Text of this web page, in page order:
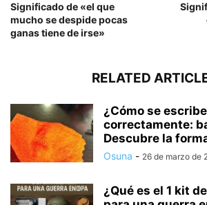
Significado de «el que
mucho se despide pocas
ganas tiene de irse»
RELATED
¿Cómo se escribe
correctamente:
Descubre la
Osuna - 26 de marzo de
¿Qué es el 1 kit